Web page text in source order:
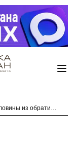
Центр занятости Казани трудоустроил более половины из обратившихся ветеранов СВО